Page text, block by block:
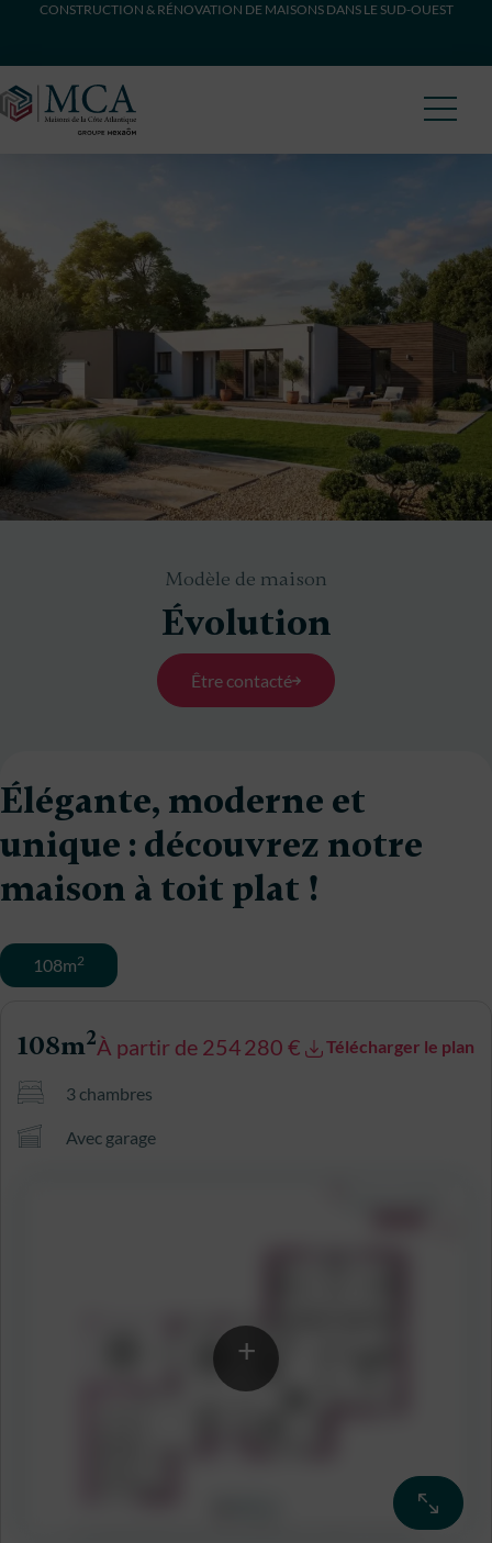
CONSTRUCTION & RÉNOVATION DE MAISONS DANS LE SUD-OUEST
Modèle de maison
Évolution
Être contacté
Élégante, moderne et
unique : découvrez notre
maison à toit plat !
108m2
108m2À partir de 254 280 € Télécharger le plan
3 chambres
Avec garage